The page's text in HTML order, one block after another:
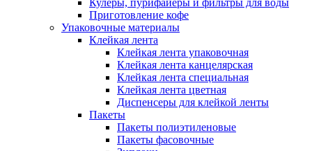
Кулеры, пурифайеры и фильтры для воды
Приготовление кофе
Упаковочные материалы
Клейкая лента
Клейкая лента упаковочная
Клейкая лента канцелярская
Клейкая лента специальная
Клейкая лента цветная
Диспенсеры для клейкой ленты
Пакеты
Пакеты полиэтиленовые
Пакеты фасовочные